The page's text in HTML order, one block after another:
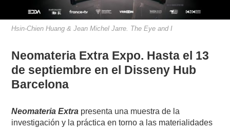
Hsin-Chien Huang & Jean Michel Jarre. The Eye and I
Neomateria Extra Expo. Hasta el 13
de septiembre en el Disseny Hub
Barcelona
Neomateria Extra presenta una muestra de la
investigación y la práctica en torno a las materialidades